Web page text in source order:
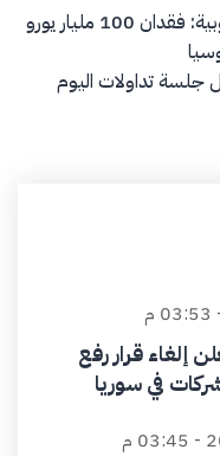
خسائر مدوية للشركات الأوروبية: فقدان 100 مليار يورو
جلسة تداولات اليوم
إلغاء قرار رفع
في سوريا